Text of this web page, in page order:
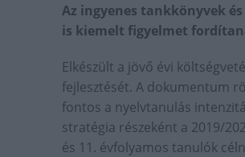
Az ingyenes tankkönyvek
is kiemelt figyelmet
Elkészült a jövő évi
fejlesztését. A dokumentum
fontos a nyelvtanulás
stratégia részeként a 2019/
és 11. évfolyamos tanulók